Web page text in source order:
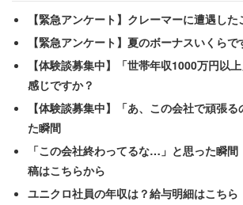
【緊急アンケート】クレーマーに遭遇した
【緊急アンケート】夏のボーナスいくらで
【体験談募集中】「世帯年収1000万円以
感じですか？
【体験談募集中】「あ、この会社で頑張
た瞬間
「この会社終わってるな…」と思った瞬
稿はこちらから
ユニクロ社員の年収は？給与明細はこちら